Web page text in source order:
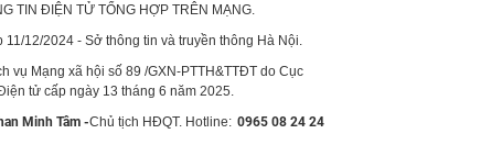
TIN ĐIỆN TỬ TỔNG HỢP TRÊN MẠNG.
12/2024 - Sở thông tin và truyền thông Hà Nội.
vụ Mạng xã hội số 89 /GXN-PTTH&TTĐT do Cục
tử cấp ngày 13 tháng 6 năm 2025.
Minh Tâm -Chủ tịch HĐQT. Hotline: 0965 08 24 24